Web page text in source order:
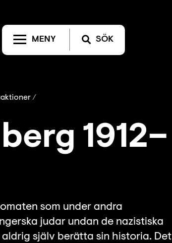
MENY SÖK
1912–
som under andra
judar undan de nazistiska
själv berätta sin historia. Det